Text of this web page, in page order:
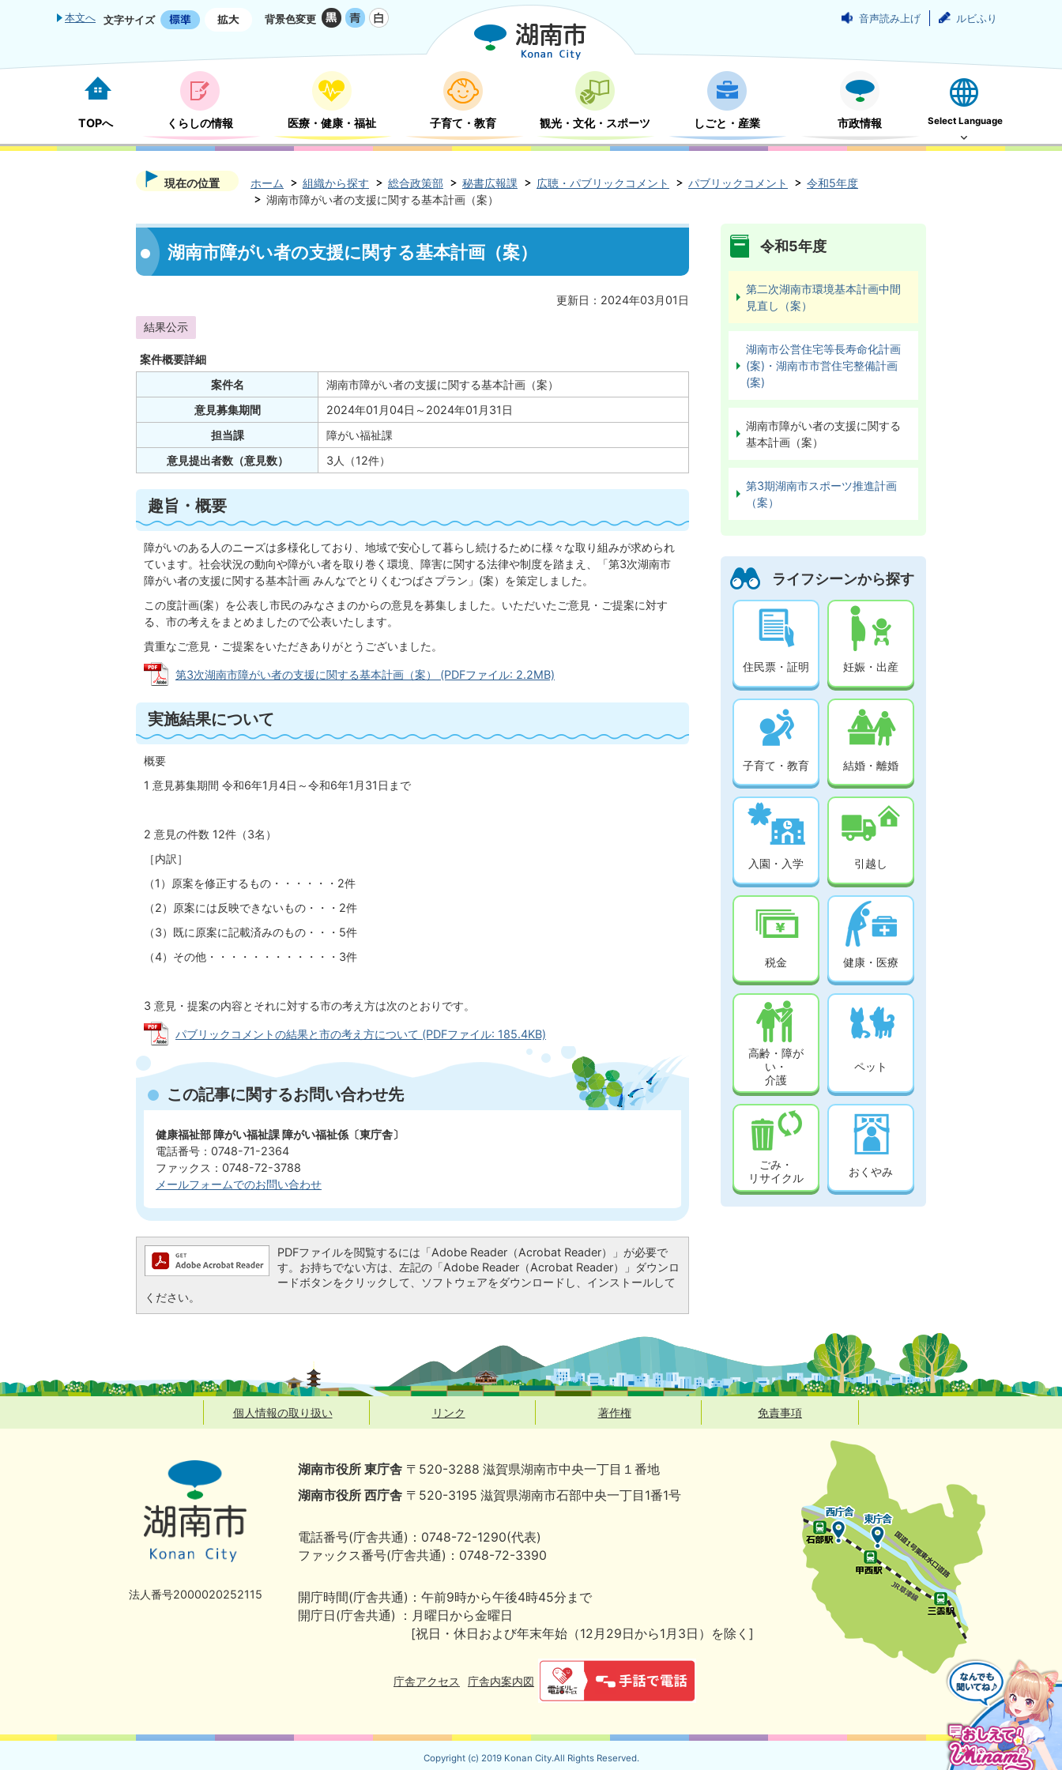
本文へ 文字サイズ 背景色変更 音声読み上げ ルビふり
TOPへ くらしの情報 医療・健康・福祉 子育て・教育 観光・文化・スポーツ しごと・産業 市政情報 Select Language
現在の位置 ホーム 組織から探す 総合政策部 秘書広報課 広聴・パブリックコメント パブリックコメント
令和5年度
湖南市障がい者の支援に関する基本計画（案）
湖南市障がい者の支援に関する基本計画（案）
更新日：2024年03月01日
結果公示
案件概要詳細
案件名
湖南市障がい者の支援に関する基本計画（案）
意見募集期間
2024年01月04日～2024年01月31日
担当課
障がい福祉課
意見提出者数（意見数）
3人（12件）
趣旨・概要
障がいのある人のニーズは多様化しており、地域で安心して暮らし続けるために様々な取り組みが求められ
ています。社会状況の動向や障がい者を取り巻く環境、障害に関する法律や制度を踏まえ、「第3次湖南市
障がい者の支援に関する基本計画 みんなでとりくむつばさプラン」(案）を策定しました。
この度計画(案）を公表し市民のみなさまのからの意見を募集しました。いただいたご意見・ご提案に対す
る、市の考えをまとめましたので公表いたします。
貴重なご意見・ご提案をいただきありがとうございました。
第3次湖南市障がい者の支援に関する基本計画（案） (PDFファイル: 2.2MB)
実施結果について
概要
1 意見募集期間 令和6年1月4日～令和6年1月31日まで
2 意見の件数 12件（3名）
［内訳］
（1）原案を修正するもの・・・・・・2件
（2）原案には反映できないもの・・・2件
（3）既に原案に記載済みのもの・・・5件
（4）その他・・・・・・・・・・・・3件
3 意見・提案の内容とそれに対する市の考え方は次のとおりです。
パブリックコメントの結果と市の考え方について (PDFファイル: 185.4KB)
この記事に関するお問い合わせ先
健康福祉部 障がい福祉課 障がい福祉係〔東庁舎〕
電話番号：0748-71-2364
ファックス：0748-72-3788
メールフォームでのお問い合わせ
PDFファイルを閲覧するには「Adobe Reader（Acrobat Reader）」が必要で
す。お持ちでない方は、左記の「Adobe Reader（Acrobat Reader）」ダウンロ
ードボタンをクリックして、ソフトウェアをダウンロードし、インストールして
ください。
令和5年度
第二次湖南市環境基本計画中間
見直し（案）
湖南市公営住宅等長寿命化計画
(案)・湖南市市営住宅整備計画
(案)
湖南市障がい者の支援に関する
基本計画（案）
第3期湖南市スポーツ推進計画
（案）
ライフシーンから探す
住民票・証明 妊娠・出産
子育て・教育 結婚・離婚
入園・入学 引越し
税金 健康・医療
高齢・障が
い・
介護
ペット
ごみ・
リサイクル
おくやみ
個人情報の取り扱い リンク 著作権 免責事項
法人番号2000020252115
湖南市役所 東庁舎 〒520-3288 滋賀県湖南市中央一丁目１番地
湖南市役所 西庁舎 〒520-3195 滋賀県湖南市石部中央一丁目1番1号
電話番号(庁舎共通)：0748-72-1290(代表)
ファックス番号(庁舎共通)：0748-72-3390
開庁時間(庁舎共通)：午前9時から午後4時45分まで
開庁日(庁舎共通) ：月曜日から金曜日
[祝日・休日および年末年始（12月29日から1月3日）を除く]
庁舎アクセス 庁舎内案内図
Copyright (c) 2019 Konan City.All Rights Reserved.